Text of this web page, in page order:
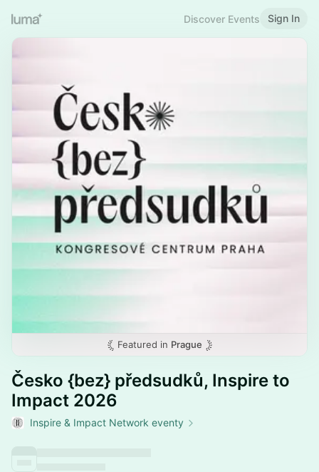
Discover Events Sign In
Featured in Prague
Česko {bez} předsudků, Inspire to
Impact 2026
Inspire & Impact Network eventy